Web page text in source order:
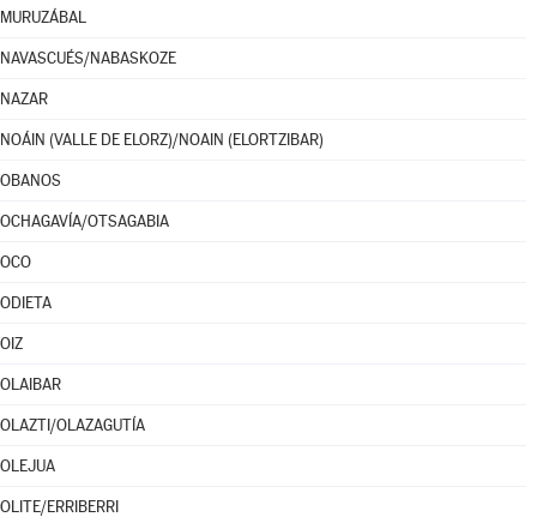
MURUZÁBAL
NAVASCUÉS/NABASKOZE
NAZAR
NOÁIN (VALLE DE ELORZ)/NOAIN (ELORTZIBAR)
OBANOS
OCHAGAVÍA/OTSAGABIA
OCO
ODIETA
OIZ
OLAIBAR
OLAZTI/OLAZAGUTÍA
OLEJUA
OLITE/ERRIBERRI